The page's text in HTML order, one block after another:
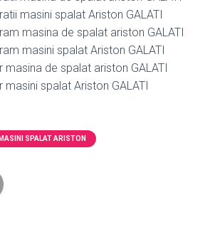
masini spalat Ariston GALATI
masina de spalat ariston GALATI
masini spalat Ariston GALATI
masina de spalat ariston GALATI
masini spalat Ariston GALATI
SPALAT ARISTON